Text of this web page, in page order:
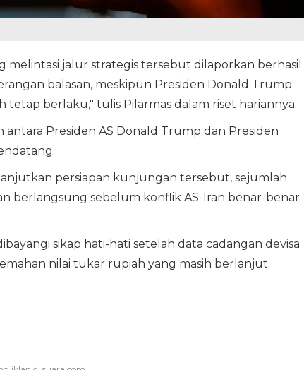
melintasi jalur strategis tersebut dilaporkan berhasil
balasan, meskipun Presiden Donald Trump
tetap berlaku," tulis Pilarmas dalam riset hariannya.
Presiden AS Donald Trump dan Presiden
persiapan kunjungan tersebut, sejumlah
berlangsung sebelum konflik AS-Iran benar-benar
sikap hati-hati setelah data cadangan devisa
nilai tukar rupiah yang masih berlanjut.